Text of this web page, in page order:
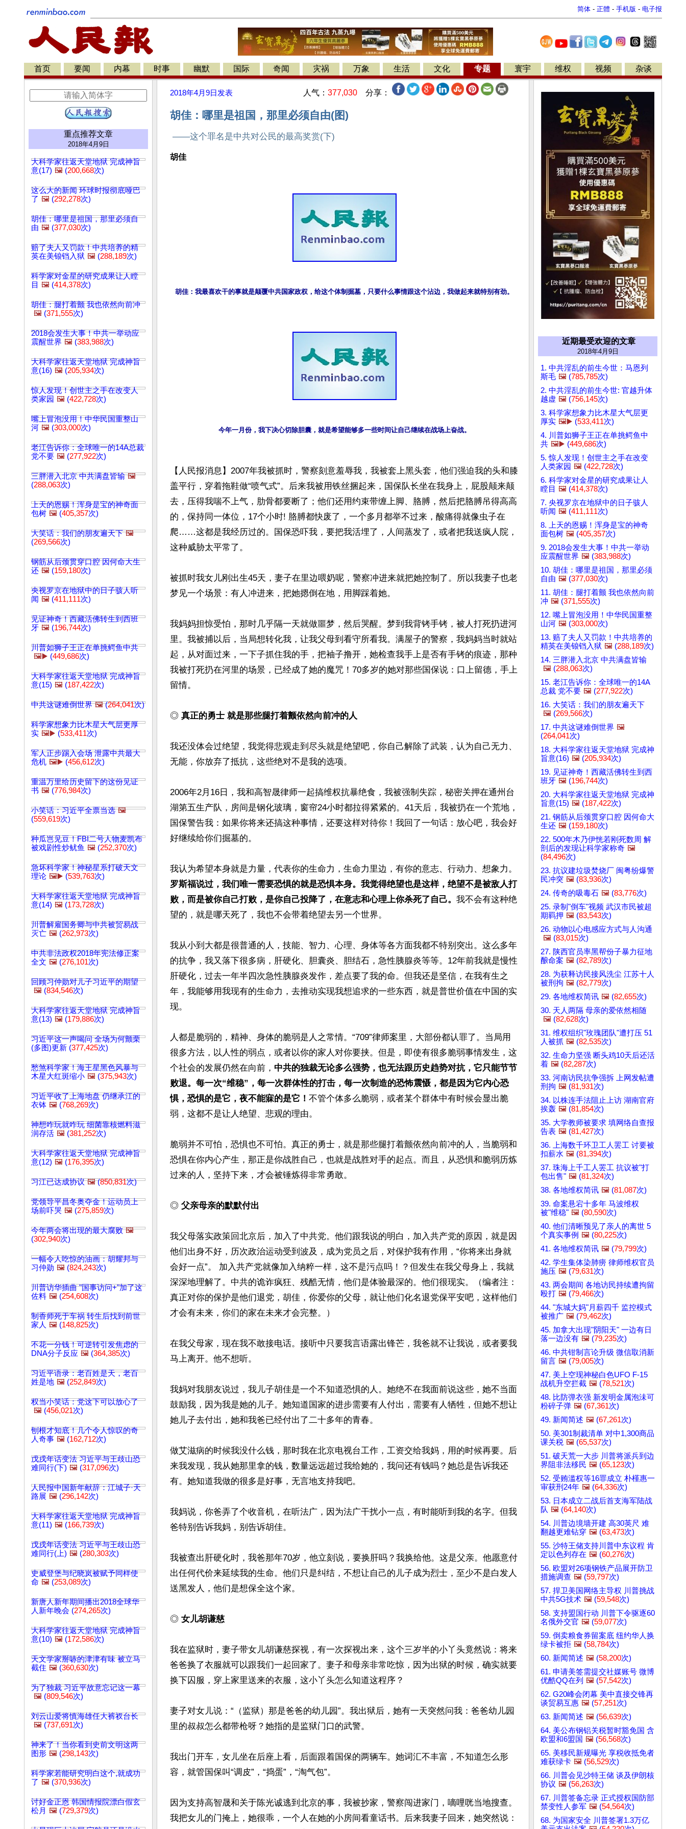
简体 - 正體 - 手机版 - 电子报
首页 要闻 内幕 时事 幽默 国际 奇闻 灾祸 万象 生活 文化 专题 寰宇 维权 视频 杂谈
重点推荐文章
2018年4月9日
大科学家往返天堂地狱 完成神旨
意(17) 🖼️ (200,668次)
这么大的新闻 环球时报彻底哑巴
了 🖼️ (292,278次)
胡佳：哪里是祖国，那里必须自
由 🖼️ (377,030次)
赔了夫人又罚款！中共培养的精
英在美锒铛入狱 🖼️ (288,189次)
科学家对金星的研究成果让人瞠
目 🖼️ (414,378次)
胡佳：腿打着颤 我也依然向前冲
🖼️ (371,555次)
2018会发生大事！中共一举动应
震醒世界 🖼️ (383,988次)
大科学家往返天堂地狱 完成神旨
意(16) 🖼️ (205,934次)
惊人发现！创世主之手在改变人
类家园 🖼️ (422,728次)
嘴上冒泡没用！中华民国重整山
河 🖼️ (303,000次)
老江告诉你：全球唯一的14A总裁
党不要 🖼️ (277,922次)
三胖潜入北京 中共满盘皆输 🖼️
(288,063次)
上天的恩赐！浑身是宝的神奇面
包树 🖼️ (405,357次)
大笑话：我们的朋友遍天下 🖼️
(269,566次)
钢筋从后颈贯穿口腔 因何命大生
还 🖼️ (159,180次)
央视罗京在地狱中的日子骇人听
闻 🖼️ (411,111次)
见证神奇！西藏活佛转生到西班
牙 🖼️ (196,744次)
川普如狮子王正在单挑鳄鱼中共
🖼️▶️ (449,686次)
大科学家往返天堂地狱 完成神旨
意(15) 🖼️ (187,422次)
中共这谜难倒世界 🖼️(264,041次)
科学家想象力比木星大气层更厚
实 🖼️▶️ (533,411次)
军人正步踢入会场 泄露中共最大
危机 🖼️▶️ (456,612次)
重温万里给历史留下的这份见证
书 🖼️ (776,984次)
小笑话：习近平全票当选 🖼️
(559,619次)
种瓜岂见豆！FBI二号人物麦凯布
被戏剧性炒鱿鱼 🖼️ (252,370次)
急坏科学家！神秘星系打破天文
理论 🖼️▶️ (539,763次)
大科学家往返天堂地狱 完成神旨
意(14) 🖼️ (173,728次)
川普解雇国务卿与中共被贸易战
灭亡 🖼️ (262,973次)
中共非法政权2018年宪法修正案
全文 🖼️ (276,101次)
回顾习仲勋对儿子习近平的期望
🖼️ (834,546次)
大科学家往返天堂地狱 完成神旨
意(13) 🖼️ (179,886次)
习近平这一声喝问 全场为何颤栗
(多图)更新 (377,425次)
愁煞科学家！海王星黑色风暴与
木星大红斑缩小 🖼️ (375,943次)
习近平收了上海地盘 仍继承江的
衣钵 🖼️ (768,269次)
神想咋玩就咋玩 细菌靠核燃料滋
润存活 🖼️ (381,252次)
大科学家往返天堂地狱 完成神旨
意(12) 🖼️ (176,395次)
习江已达成协议 🖼️(850,831次)
党领导平昌冬奥夺金！运动员上
场前吓哭 🖼️ (275,859次)
今年两会将出现的最大腐败 🖼️
(302,940次)
一幅令人吃惊的油画：胡耀邦与
习仲勋 🖼️ (824,243次)
川普访华插曲 "国事访问+"加了这
佐料 🖼️ (254,608次)
制香师死于车祸 转生后找到前世
家人 🖼️ (148,825次)
不花一分钱！可逆转引发焦虑的
DNA分子反应 🖼️ (364,385次)
习近平语录：老百姓是天，老百
姓是地 🖼️ (252,849次)
权当小笑话：党这下可以放心了
🖼️ (456,021次)
刨根才知底！几个令人惊叹的奇
人奇事 🖼️ (162,712次)
戊戌年话变法 习近平与王歧山恐
难同行(下) 🖼️ (317,096次)
人民报中国新年献辞：江城子·天
路展 🖼️ (296,142次)
大科学家往返天堂地狱 完成神旨
意(11) 🖼️ (166,739次)
戊戌年话变法 习近平与王歧山恐
难同行(上) 🖼️ (280,303次)
史威登堡与纪晓岚被赋予同样使
命 🖼️ (253,089次)
新唐人新年期间播出2018全球华
人新年晚会 (274,265次)
大科学家往返天堂地狱 完成神旨
意(10) 🖼️ (172,586次)
天文学家掰哧的津津有味 被立马
截住 🖼️ (360,630次)
为了独裁 习近平故意忘记这一幕
🖼️ (809,546次)
刘云山爱将慎海雄任大裤衩台长
🖼️ (737,691次)
神来了！当你看到史前文明这两
图形 🖼️ (298,143次)
科学家若能研究明白这个,就成功
了 🖼️ (370,936次)
讨好金正恩 韩国情报院漂白假玄
松月 🖼️ (729,379次)
2018年4月9日 发表 人气： 377,030 分享：
胡佳：哪里是祖国，那里必须自由(图)
——这个罪名是中共对公民的最高奖赏(下)
胡佳
胡佳：我最喜欢干的事就是颠覆中共国家政权，给这个体制掘墓，只要什么事情跟这个沾边，我做起来就特别有劲。
今年一月份，我下决心切除胆囊，就是希望能够多一些时间让自己继续在战场上奋战。
【人民报消息】2007年我被抓时，警察刻意羞辱我，我被套上黑头套，他们强迫我的头和膝
盖平行，穿着拖鞋做“喷气式”。后来我被用铁丝捆起来，国保队长坐在我身上，屁股颠来颠
去，压得我喘不上气，肋骨都要断了；他们还用约束带缠上脚、胳膊，然后把胳膊吊得高高
的，保持同一体位，17个小时! 胳膊都快废了，一个多月都举不过来，酸痛得就像虫子在
爬……这都是我经历过的。国保恐吓我，要把我活埋了，人间蒸发了，或者把我送疯人院，
这种威胁太平常了。
被抓时我女儿刚出生45天，妻子在里边喂奶呢，警察冲进来就把她控制了。所以我妻子也老
梦见一个场景：有人冲进来，把她摁倒在地，用脚踩着她。
我妈妈担惊受怕，那时几乎隔一天就做噩梦，然后哭醒。梦到我背铐手铐，被人打死扔进河
里。我被捕以后，当局想转化我，让我父母到看守所看我。满屋子的警察，我妈妈当时就站
起，从对面过来，一下子抓住我的手，把袖子撸开，她检查我手上是否有手铐的痕迹，那种
我被打死扔在河里的场景，已经成了她的魔咒！70多岁的她对那些国保说：口上留德，手上
留情。
◎ 真正的勇士 就是那些腿打着颤依然向前冲的人
我还没体会过绝望，我觉得悲观走到尽头就是绝望吧，你自己解除了武装，认为自己无力、
无能，你放弃了抵抗，这些绝对不是我的选项。
2006年2月16日，我和高智晟律师一起搞维权抗暴绝食，我被强制失踪，秘密关押在通州台
湖第五生产队，房间是钢化玻璃，窗帘24小时都拉得紧紧的。41天后，我被扔在一个荒地，
国保警告我：如果你将来还搞这种事情，还要这样对待你！我回了一句话：放心吧，我会好
好继续给你们掘墓的。
我认为希望本身就是力量，代表你的生命力，生命力里边，有你的意志、行动力、想象力。
罗斯福说过，我们唯一需要恐惧的就是恐惧本身。我觉得绝望也是这样，绝望不是被敌人打
败，而是被你自己打败，是你自己投降了，在意志和心理上你杀死了自己。 我不会有这种绝
望的，就是哪天死了，我也不会带着绝望去另一个世界。
我从小到大都是很普通的人，技能、智力、心理、身体等各方面我都不特别突出。这么多年
的抗争，我又落下很多病，肝硬化、胆囊炎、胆结石，急性胰腺炎等等。12年前我就是慢性
肝硬化，过去一年半四次急性胰腺炎发作，差点要了我的命。但我还是坚信，在我有生之
年，我能够用我现有的生命力，去推动实现我想追求的一些东西，就是普世价值在中国的实
现。
人都是脆弱的，精神、身体的脆弱是人之常情。“709”律师案里，大部份都认罪了。当局用
很多方法，以人性的弱点，或者以你的家人对你要挟。但是，即使有很多脆弱事情发生，这
个社会的发展仍然在向前， 中共的独裁无论多么强势，也无法跟历史趋势对抗，它只能节节
败退。每一次“维稳”，每一次群体性的打击，每一次制造的恐怖震慑，都是因为它内心恐
惧，恐惧的是它，夜不能寐的是它！ 不管个体多么脆弱，或者某个群体中有时候会显出脆
弱，这都不是让人绝望、悲观的理由。
脆弱并不可怕，恐惧也不可怕。真正的勇士，就是那些腿打着颤依然向前冲的人，当脆弱和
恐惧在你内心产生，那正是你战胜自己，也就是战胜对手的起点。而且，从恐惧和脆弱历炼
过来的人，坚持下来，才会被锤炼得非常勇敢。
◎ 父亲母亲的默默付出
我父母落实政策回北京后，加入了中共党。他们跟我说的明白，加入共产党的原因，就是因
他们出身不好，历次政治运动受到波及，成为党员之后，对保护我有作用，“你将来出身就
会好一点”。 加入共产党就像加入纳粹一样，这不是污点吗！？但发生在我父母身上，我就
深深地理解了。中共的诡诈疯狂、残酷无情，他们是体验最深的。他们很现实。（编者注：
真正对你的保护是他们退党，胡佳，你爱你的父母，就让他们化名退党保平安吧，这样他们
才会有未来，你们的家在未来才会完整。）
在我父母家，现在我不敢接电话。接听中只要我言语露出锋芒，我爸就不让我说，或者要我
马上离开。他不想听。
我妈对我朋友说过，我儿子胡佳是一个不知道恐惧的人。她绝不在我面前说这些，她不当面
鼓励我，因为我是她的儿子。她知道国家的进步需要有人付出，需要有人牺牲，但她不想让
她儿子去付出，她和我爸已经付出了二十多年的青春。
做艾滋病的时候我没什么钱，那时我在北京电视台工作，工资交给我妈，用的时候再要。后
来我发现，我从她那里拿的钱，数量远远超过我给她的，我问还有钱吗？她总是告诉我还
有。她知道我做的很多是好事，无言地支持我吧。
我妈说，你爸弄了个收音机，在听法广，因为法广干扰小一点，有时能听到我的名字。但我
爸特别告诉我妈，别告诉胡佳。
我被查出肝硬化时，我爸那年70岁，他立刻说，要换肝吗？我换给他。这是父亲。他愿意付
出任何代价来延续我的生命。他们只是纠结，不想让自己的儿子成为烈士，至少不是白发人
送黑发人，他们是想保全这个家。
◎ 女儿胡谦慈
我在监狱时，妻子带女儿胡谦慈探视，有一次探视出来，这个三岁半的小丫头竟然说：将来
爸爸换了衣服就可以跟我们一起回家了。妻子和母亲非常吃惊，因为出狱的时候，确实就要
换下囚服，穿上家里送来的衣服，这小丫头怎么知道这程序？
妻子对女儿说：“（监狱）那是爸爸的幼儿园”。我出狱后，她有一天突然问我：爸爸幼儿园
里的叔叔怎么都带枪呀？她指的是监狱门口的武警。
我出门开车，女儿坐在后座上看，后面跟着国保的两辆车。她词汇不丰富，不知道怎么形
容，就管国保叫“调皮”，“捣蛋”，“淘气包”。
因为支持高智晟和关于陈光诚逃到北京的事，我被抄家，警察闯进家门，嘀哩咣当地搜查。
我把女儿的门掩上，她很乖，一个人在她的小房间看童话书。后来我妻子回来，她突然说：
近期最受欢迎的文章
2018年4月9日
1. 中共淫乱的前生今世：马恩列
斯毛 🖼️ (785,785次)
2. 中共淫乱的前生今世: 官越升体
越虚 🖼️ (756,145次)
3. 科学家想象力比木星大气层更
厚实 🖼️▶️ (533,411次)
4. 川普如狮子王正在单挑鳄鱼中
共 🖼️▶️ (449,686次)
5. 惊人发现！创世主之手在改变
人类家园 🖼️ (422,728次)
6. 科学家对金星的研究成果让人
瞠目 🖼️ (414,378次)
7. 央视罗京在地狱中的日子骇人
听闻 🖼️ (411,111次)
8. 上天的恩赐！浑身是宝的神奇
面包树 🖼️ (405,357次)
9. 2018会发生大事！中共一举动
应震醒世界 🖼️ (383,988次)
10. 胡佳：哪里是祖国，那里必须
自由 🖼️ (377,030次)
11. 胡佳：腿打着颤 我也依然向前
冲 🖼️ (371,555次)
12. 嘴上冒泡没用！中华民国重整
山河 🖼️ (303,000次)
13. 赔了夫人又罚款！中共培养的
精英在美锒铛入狱 🖼️ (288,189次)
14. 三胖潜入北京 中共满盘皆输
🖼️ (288,063次)
15. 老江告诉你：全球唯一的14A
总裁 党不要 🖼️ (277,922次)
16. 大笑话：我们的朋友遍天下
🖼️ (269,566次)
17. 中共这谜难倒世界 🖼️
(264,041次)
18. 大科学家往返天堂地狱 完成神
旨意(16) 🖼️ (205,934次)
19. 见证神奇！西藏活佛转生到西
班牙 🖼️ (196,744次)
20. 大科学家往返天堂地狱 完成神
旨意(15) 🖼️ (187,422次)
21. 钢筋从后颈贯穿口腔 因何命大
生还 🖼️ (159,180次)
22. 500年木乃伊恍若刚死数周 解
剖后的发现让科学家称奇 🖼️
(84,496次)
23. 抗议建垃圾焚烧厂 闽粤纷爆警
民冲突 🖼️ (83,936次)
24. 传奇的吸毒石 🖼️ (83,776次)
25. 录制"倒车"视频 武汉市民被超
期羁押 🖼️ (83,543次)
26. 动物以心电感应方式与人沟通
🖼️ (83,015次)
27. 陕西官员率黑帮份子暴力征地
酿命案 🖼️ (82,789次)
28. 为获释访民接风洗尘 江苏十人
被刑拘 🖼️ (82,779次)
29. 各地维权简讯 🖼️ (82,655次)
30. 天人两隔 母亲的爱依然相随
🖼️ (82,628次)
31. 维权组织"玫瑰团队"遭打压 51
人被抓 🖼️ (82,535次)
32. 生命力坚强 断头鸡10天后还活
着 🖼️ (82,287次)
33. 河南访民抗争强拆 上网发帖遭
刑拘 🖼️ (81,931次)
34. 以株连手法阻止上访 湖南官府
挨轰 🖼️ (81,854次)
35. 大学教师被要求 填网络自查报
告表 🖼️ (81,427次)
36. 上海数千环卫工人罢工 讨要被
扣薪水 🖼️ (81,394次)
37. 珠海上千工人罢工 抗议被"打
包出售" 🖼️ (81,324次)
38. 各地维权简讯 🖼️ (81,087次)
39. 命案悬宕十多年 马波维权
被"维稳" 🖼️ (80,590次)
40. 他们清晰预见了亲人的离世 5
个真实事例 🖼️ (80,225次)
41. 各地维权简讯 🖼️ (79,799次)
42. 学生集体染肺痨 律师维权官员
施压 🖼️ (79,631次)
43. 两会期间 各地访民持续遭拘留
殴打 🖼️ (79,466次)
44. "东城大妈"月薪四千 监控模式
被推广 🖼️ (79,462次)
45. 加拿大出现"阴阳天" 一边有日
落一边没有 🖼️ (79,235次)
46. 中共钳制言论升级 微信取消新
留言 🖼️ (79,005次)
47. 美上空现神秘白色UFO F-15
战机升空拦截 🖼️ (78,521次)
48. 比防弹衣强 新发明金属泡沬可
粉碎子弹 🖼️ (67,361次)
49. 新闻简述 🖼️ (67,261次)
50. 美301制裁清单 对中1,300商品
课关税 🖼️ (65,537次)
51. 破天荒一大步 川普将派兵到边
界阻非法移民 🖼️ (65,123次)
52. 受贿滥权等16罪成立 朴槿惠一
审获刑24年 🖼️ (64,336次)
53. 日本成立二战后首支海军陆战
队 🖼️ (64,140次)
54. 川普边境墙开建 高30英尺 难
翻越更难钻穿 🖼️ (63,473次)
55. 沙特王储支持川普中东议程 肯
定以色列存在 🖼️ (60,276次)
56. 欧盟对26项钢铁产品展开防卫
措施调查 🖼️ (59,797次)
57. 捍卫美国网络主导权 川普挑战
中共5G技术 🖼️ (59,548次)
58. 支持盟国行动 川普下令驱逐60
名俄外交官 🖼️ (59,077次)
59. 倒卖粮食券留案底 纽约华人换
绿卡被拒 🖼️ (58,784次)
60. 新闻简述 🖼️ (58,200次)
61. 申请美签需提交社媒账号 微博
优酷QQ在列 🖼️ (57,542次)
62. G20峰会闭幕 美中直接交锋再
谈贸易互惠 🖼️ (57,251次)
63. 新闻简述 🖼️ (56,639次)
64. 美公布钢铝关税暂时豁免国 含
欧盟和6盟国 🖼️ (56,568次)
65. 美移民新规曝光 享税收抵免者
难获绿卡 🖼️ (56,529次)
66. 川普会见沙特王储 谈及伊朗核
协议 🖼️ (56,263次)
67. 川普签备忘录 正式授权国防部
禁变性人参军 🖼️ (54,564次)
68. 为国家安全 川普签署1.3万亿